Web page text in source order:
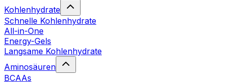
Kohlenhydrate
Schnelle Kohlenhydrate
All-in-One
Energy-Gels
Langsame Kohlenhydrate
Aminosäuren
BCAAs